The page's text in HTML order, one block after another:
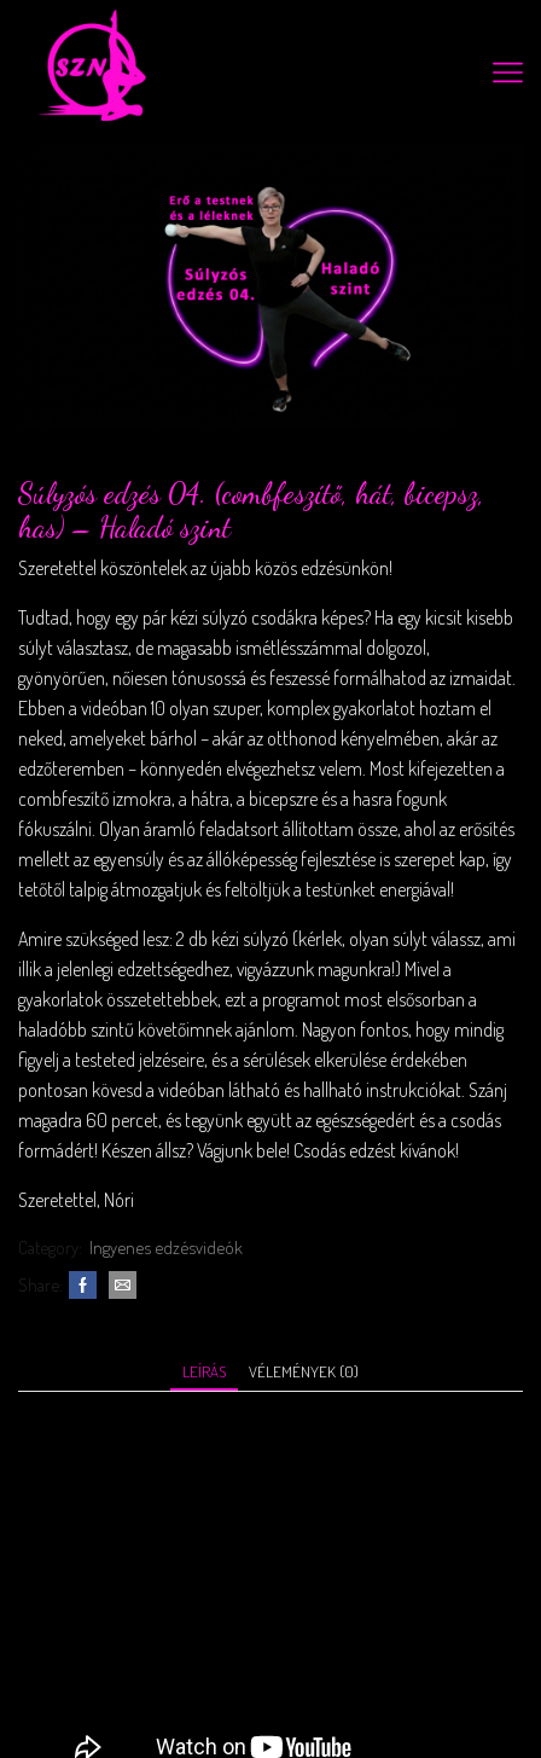
Súlyzós edzés 04. (combfeszítő, hát, bicepsz,
has) – Haladó szint
Szeretettel köszöntelek az újabb közös edzésünkön!
Tudtad, hogy egy pár kézi súlyzó csodákra képes? Ha egy kicsit kisebb
súlyt választasz, de magasabb ismétlésszámmal dolgozol,
gyönyörűen, nőiesen tónusossá és feszessé formálhatod az izmaidat.
Ebben a videóban 10 olyan szuper, komplex gyakorlatot hoztam el
neked, amelyeket bárhol – akár az otthonod kényelmében, akár az
edzőteremben – könnyedén elvégezhetsz velem. Most kifejezetten a
combfeszítő izmokra, a hátra, a bicepszre és a hasra fogunk
fókuszálni. Olyan áramló feladatsort állítottam össze, ahol az erősítés
mellett az egyensúly és az állóképesség fejlesztése is szerepet kap, így
tetőtől talpig átmozgatjuk és feltöltjük a testünket energiával!
Amire szükséged lesz: 2 db kézi súlyzó (kérlek, olyan súlyt válassz, ami
illik a jelenlegi edzettségedhez, vigyázzunk magunkra!) Mivel a
gyakorlatok összetettebbek, ezt a programot most elsősorban a
haladóbb szintű követőimnek ajánlom. Nagyon fontos, hogy mindig
figyelj a testeted jelzéseire, és a sérülések elkerülése érdekében
pontosan kövesd a videóban látható és hallható instrukciókat. Szánj
magadra 60 percet, és tegyünk együtt az egészségedért és a csodás
formádért! Készen állsz? Vágjunk bele! Csodás edzést kívánok!
Szeretettel, Nóri
Category: Ingyenes edzésvideók
Share:
LEÍRÁS VÉLEMÉNYEK (0)